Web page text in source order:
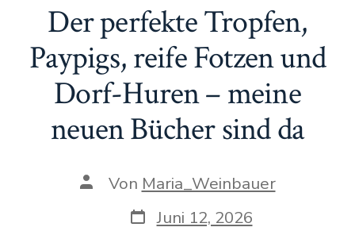
Der perfekte Tropfen,
Paypigs, reife Fotzen und
Dorf-Huren – meine
neuen Bücher sind da
Beitragsautor
Von Maria_Weinbauer
Veröffentlichungsdatum
Juni 12, 2026